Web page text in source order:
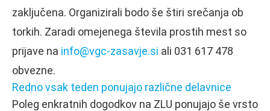
zaključena. Organizirali bodo še štiri srečanja ob
torkih. Zaradi omejenega števila prostih mest so
prijave na info@vgc-zasavje.si ali 031 617 478
obvezne.
Redno vsak teden ponujajo različne delavnice
Poleg enkratnih dogodkov na ZLU ponujajo še vrsto